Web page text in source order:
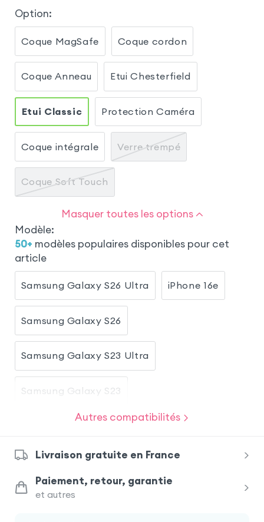
Option:
Coque MagSafe Coque cordon
Coque Anneau Etui Chesterfield
Etui Classic Protection Caméra
Coque intégrale Verre trempé
Coque Soft Touch
Masquer toutes les options
Modèle:
50+ modèles populaires disponibles pour cet
article
Samsung Galaxy S26 Ultra iPhone 16e
Samsung Galaxy S26
Samsung Galaxy S23 Ultra
Samsung Galaxy S23
Samsung Galaxy S20 FE
Samsung Galaxy A26
Samsung Galaxy S22
Autres compatibilités
Livraison gratuite en France
Paiement, retour, garantie
et autres